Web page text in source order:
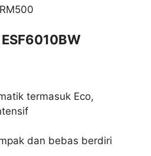
RM500
ESF6010BW
termasuk Eco,
dan bebas berdiri